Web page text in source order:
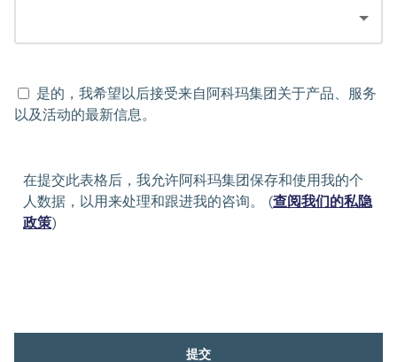
是的，我希望以后接受来自阿科玛集团关于产品、服务
以及活动的最新信息。
在提交此表格后，我允许阿科玛集团保存和使用我的个
人数据，以用来处理和跟进我的咨询。 (查阅我们的私隐
政策)
提交